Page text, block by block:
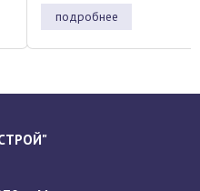
подробнее